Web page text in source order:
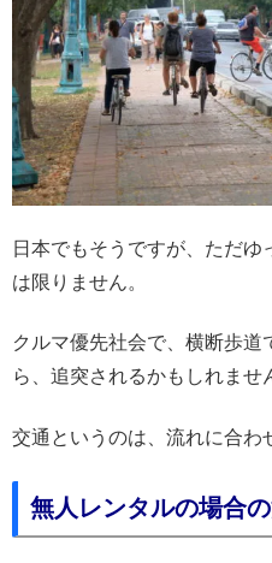
日本でもそうですが、ただゆ
は限りません。
クルマ優先社会で、横断歩道
ら、追突されるかもしれませ
交通というのは、流れに合わ
無人レンタルの場合